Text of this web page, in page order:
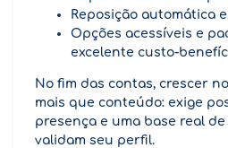
Reposição automática
Opções acessíveis e
excelente custo-
No fim das contas, crescer
mais que conteúdo: exige
presença e uma base real
validam seu perfil.